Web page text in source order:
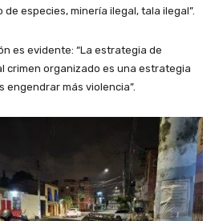
especies, minería ilegal, tala ilegal”.
es evidente: “La estrategia de
crimen organizado es una estrategia
engendrar más violencia”.